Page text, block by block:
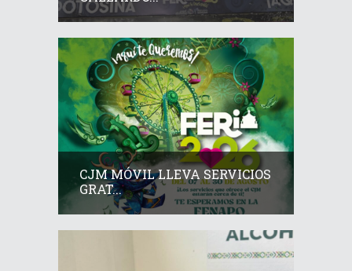
CJM MÓVIL LLEVA SERVICIOS
GRAT...